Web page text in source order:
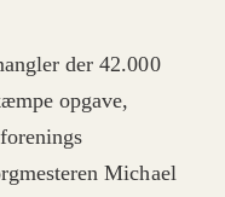
der 42.000
opgave,
Michael